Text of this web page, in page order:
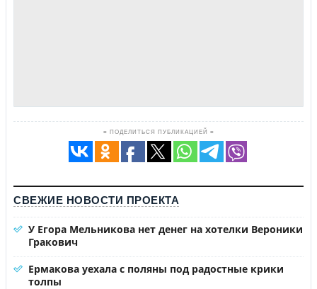
≡ ПОДЕЛИТЬСЯ ПУБЛИКАЦИЕЙ ≡
СВЕЖИЕ НОВОСТИ ПРОЕКТА
У Егора Мельникова нет денег на хотелки Вероники
Гракович
Ермакова уехала с поляны под радостные крики
толпы